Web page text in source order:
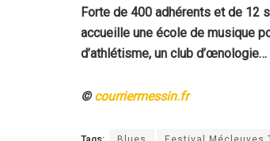
Forte de 400 adhérents et de 12
accueille une école de musique
d’athlétisme, un club d’œnologie…
© courriermessin.fr